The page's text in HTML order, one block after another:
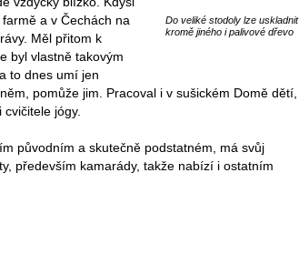
Do veliké stodoly lze uskladnit
kromě jiného i palivové dřevo
a v Čechách na
Měl přitom k
byl vlastně takovým
to dnes umí jen
pomůže jim. Pracoval i v sušickém Domě dětí,
jógy.
původním a skutečně podstatném, má svůj
především kamarády, takže nabízí i ostatním